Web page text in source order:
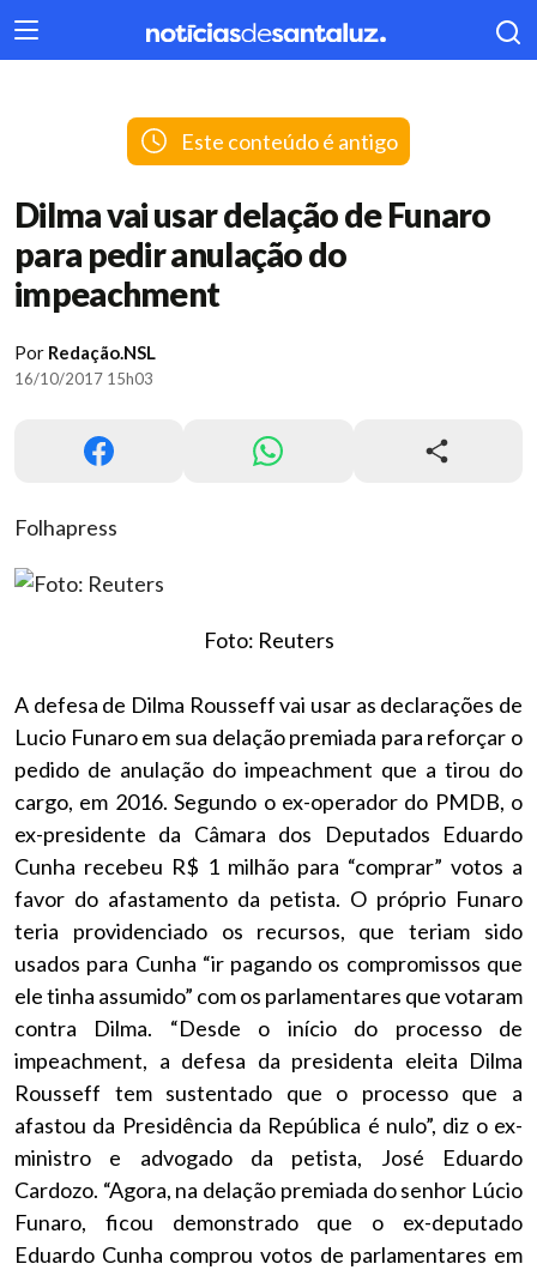
404
Este conteúdo é antigo
Dilma vai usar delação de Funaro
para pedir anulação do
impeachment
Por Redação.NSL
16/10/2017 15h03
Folhapress
Foto: Reuters
A defesa de Dilma Rousseff vai usar as declarações de
Lucio Funaro em sua delação premiada para reforçar o
pedido de anulação do impeachment que a tirou do
cargo, em 2016. Segundo o ex-operador do PMDB, o
ex-presidente da Câmara dos Deputados Eduardo
Cunha recebeu R$ 1 milhão para “comprar” votos a
favor do afastamento da petista. O próprio Funaro
teria providenciado os recursos, que teriam sido
usados para Cunha “ir pagando os compromissos que
ele tinha assumido” com os parlamentares que votaram
contra Dilma. “Desde o início do processo de
impeachment, a defesa da presidenta eleita Dilma
Rousseff tem sustentado que o processo que a
afastou da Presidência da República é nulo”, diz o ex-
ministro e advogado da petista, José Eduardo
Cardozo. “Agora, na delação premiada do senhor Lúcio
Funaro, ficou demonstrado que o ex-deputado
Eduardo Cunha comprou votos de parlamentares em